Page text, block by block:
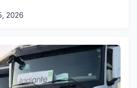
2026